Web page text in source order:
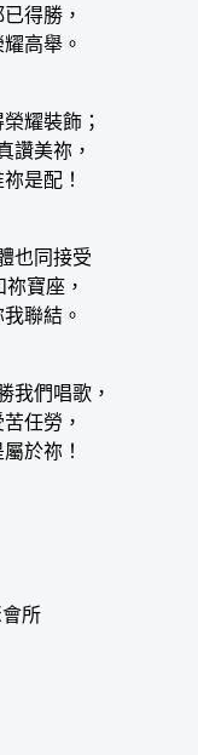
得勝，
高舉。
耀裝飾；
讚美祢，
是配！
也同接受
寶座，
聯結。
我們唱歌，
任勞，
於祢！
所